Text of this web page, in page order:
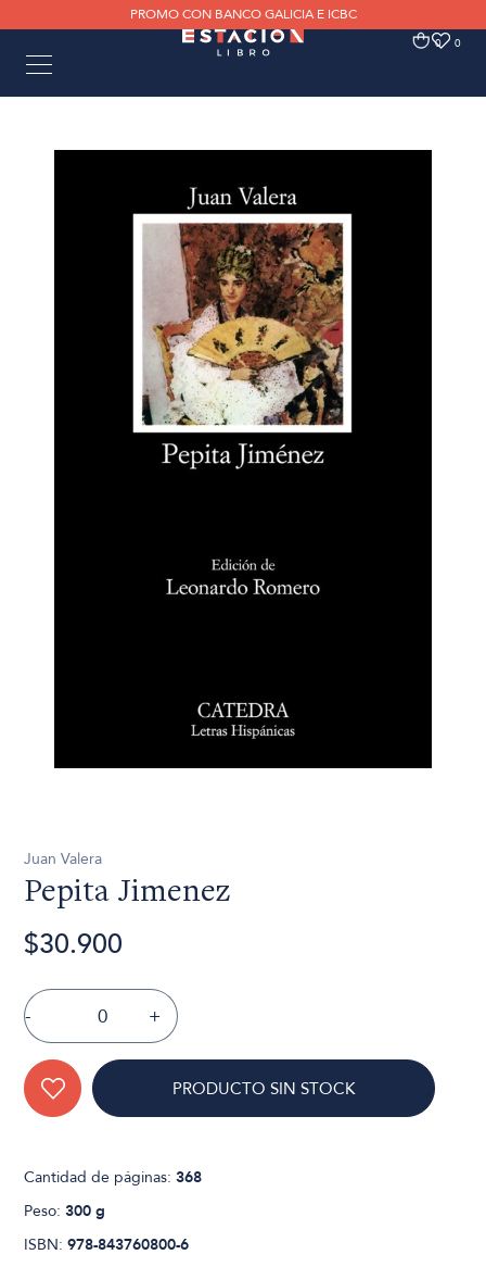
PROMO CON BANCO GALICIA E ICBC
0 0
Juan Valera
Pepita Jimenez
$30.900
- +
PRODUCTO SIN STOCK
Cantidad de páginas:368
Peso:300 g
ISBN:978-843760800-6